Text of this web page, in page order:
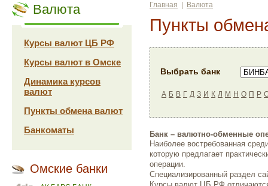
Валюта
Курсы валют ЦБ РФ
Курсы валют в Омске
Динамика курсов
валют
Пункты обмена валют
Банкоматы
Омские банки
Главная Валюта
Пункты
Выбрать банк
А Б В Г Д З И К Л М Н О П Р
Банк – валютно-обменные
Наиболее востребованная
которую предлагает
операции.
Специализированный раздел